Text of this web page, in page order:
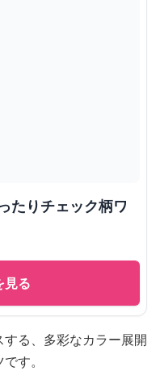
たりチェック柄ワ
見る
る、多彩なカラー展開
す。